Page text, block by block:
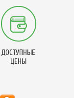
ДОСТУПНЫЕ
ЦЕНЫ